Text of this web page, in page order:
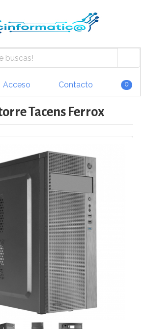
Acceso Contacto 0
Tacens Ferrox